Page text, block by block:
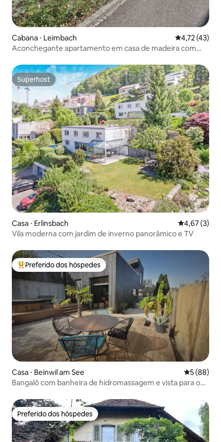
Cabana ⋅ Leimbach 4,72 de uma
4,72 (43)
Aconchegante apartamento em casa de madeira com
Superhost
Superhost
Casa ⋅ Erlinsbach 4,67 de
4,67 (3)
Vila moderna com jardim de inverno panorâmico e TV
Entre os melhores preferidos dos hóspedes
Preferido dos hóspedes
Casa ⋅ Beinwil am See 5 de uma
5 (88)
Bangalô com banheira de hidromassagem e vista para o
Preferido dos hóspedes
Preferido dos hóspedes